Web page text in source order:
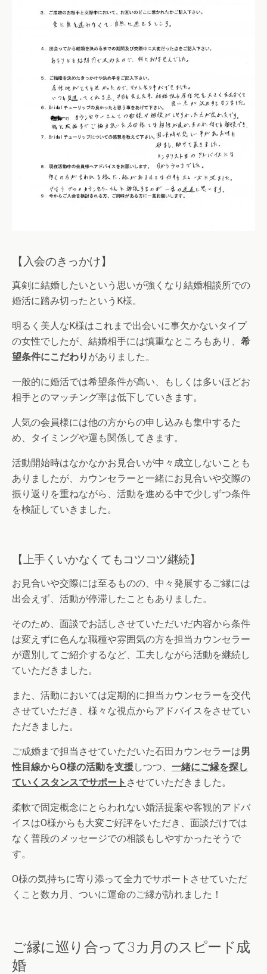
【入会のきっかけ】
真剣に結婚したいという思いが強くなり結婚相談所での
婚活に踏み切ったというK様。
明るく美人なK様はこれまで出会いに事欠かないタイプ
の女性でしたが、結婚相手には慎重なところもあり、 希
望条件にこだわり がありました。
一般的に婚活では希望条件が高い、もしくは多いほどお
相手とのマッチング率は低下していきます。
人気の会員様には他の方からの申し込みも集中するた
め、タイミングや運も関係してきます。
活動開始時はなかなかお見合いが中々成立しないことも
ありましたが、カウンセラーと一緒にお見合いや交際の
振り返りを重ねながら、活動を進める中で少しずつ条件
を検証していきました。
【上手くいかなくてもコツコツ継続】
お見合いや交際には至るものの、中々発展するご縁には
出会えず、活動が停滞したこともありました。
そのため、面談でお話しさせていただいだ内容から条件
は変えずに色んな職種や雰囲気の方を担当カウンセラー
が選別してご紹介するなど、工夫しながら活動を継続し
ていただきました。
また、活動においては定期的に担当カウンセラーを交代
させていただき、様々な視点からアドバイスをさせてい
ただきました。
ご成婚まで担当させていただいた石田カウンセラーは男
性目線からO様の活動を支援しつつ、 一緒にご縁を探し
ていくスタンスでサポート させていただきました。
柔軟で固定概念にとらわれない婚活提案や客観的アドバ
イスはO様からも大変ご好評をいただき、面談だけでは
なく普段のメッセージでの相談もしやすかったそうで
す。
O様の気持ちに寄り添って全力でサポートさせていただ
くこと数カ月、ついに運命のご縁が訪れました！
ご縁に巡り合って3カ月のスピード成
婚